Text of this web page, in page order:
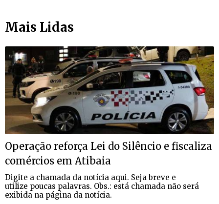
Mais Lidas
Operação reforça Lei do Silêncio e fiscaliza
comércios em Atibaia
Digite a chamada da notícia aqui. Seja breve e
utilize poucas palavras. Obs.: está chamada não será
exibida na página da notícia.